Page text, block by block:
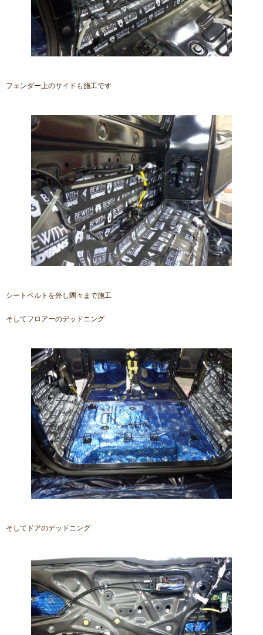
フェンダー上のサイドも施工です
シートベルトを外し隅々まで施工
そしてフロアーのデッドニング
そしてドアのデッドニング